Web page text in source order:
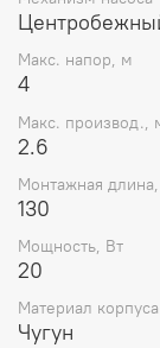
системы
ОБРАТИТЕ
модели насоса
ВНИМАНИЕ!
габаритах,
и основываются
право в любой
вносить
свойств товара.
Макс. напор, м
4
Макс. производ.,
2.6
Монтажная
130
Мощность, Вт
20
Материал корпуса
Чугун